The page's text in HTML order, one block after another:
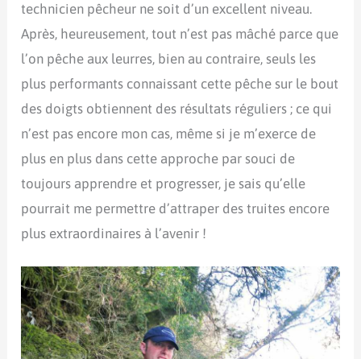
technicien pêcheur ne soit d’un excellent niveau.
Après, heureusement, tout n’est pas mâché parce que
l’on pêche aux leurres, bien au contraire, seuls les
plus performants connaissant cette pêche sur le bout
des doigts obtiennent des résultats réguliers ; ce qui
n’est pas encore mon cas, même si je m’exerce de
plus en plus dans cette approche par souci de
toujours apprendre et progresser, je sais qu’elle
pourrait me permettre d’attraper des truites encore
plus extraordinaires à l’avenir !